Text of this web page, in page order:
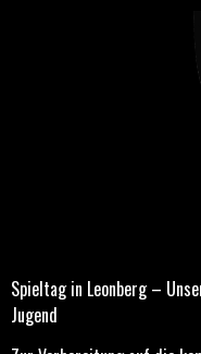
Spieltag in Leonberg –
Jugend